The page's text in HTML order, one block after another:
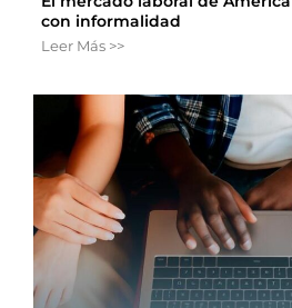
con informalidad
Leer Más >>